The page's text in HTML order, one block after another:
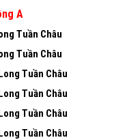
A
Tuần Châu
Tuần Châu
Tuần Châu
Tuần Châu
Tuần Châu
Tuần Châu